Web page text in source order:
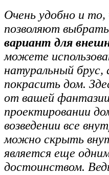
Очень удобно и
позволяют
вариант для
можете
натуральный
покрасить дом.
от вашей
проектировании
возведении все
можно скрыть
является еще
достоинством.